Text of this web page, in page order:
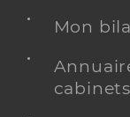
Mon
cabinets